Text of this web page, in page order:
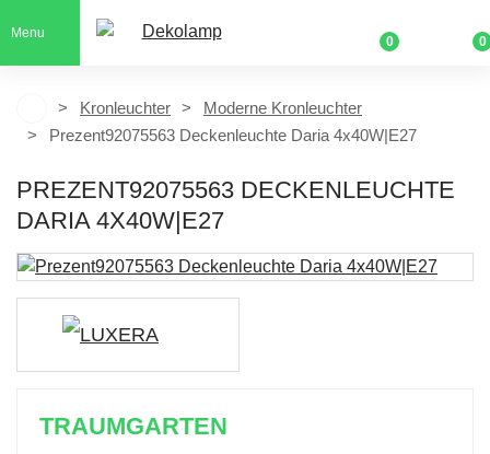
Menu
0 0
Kronleuchter
Moderne Kronleuchter
Prezent92075563 Deckenleuchte Daria 4x40W|E27
PREZENT92075563 DECKENLEUCHTE
DARIA 4X40W|E27
TRAUMGARTEN